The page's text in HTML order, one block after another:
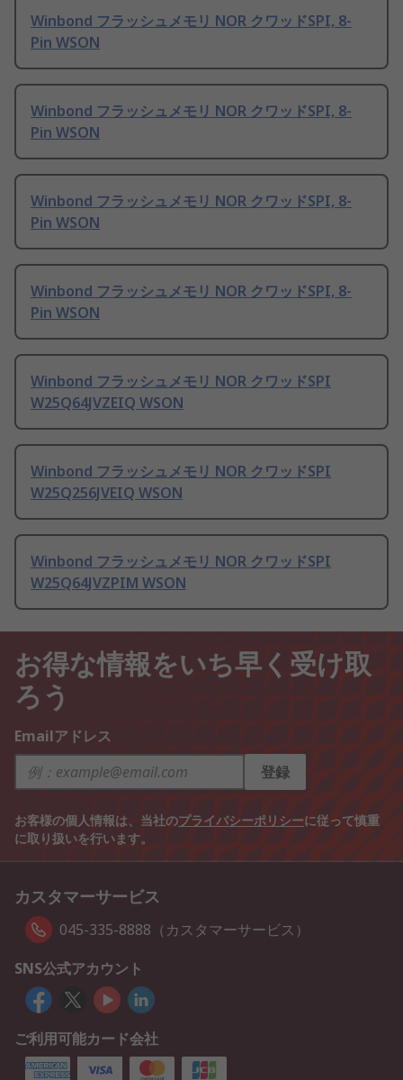
Winbond フラッシュメモリ NOR クワッドSPI, 8-
Pin WSON
Winbond フラッシュメモリ NOR クワッドSPI, 8-
Pin WSON
Winbond フラッシュメモリ NOR クワッドSPI, 8-
Pin WSON
Winbond フラッシュメモリ NOR クワッドSPI, 8-
Pin WSON
Winbond フラッシュメモリ NOR クワッドSPI
W25Q64JVZEIQ WSON
Winbond フラッシュメモリ NOR クワッドSPI
W25Q256JVEIQ WSON
Winbond フラッシュメモリ NOR クワッドSPI
W25Q64JVZPIM WSON
お得な情報をいち早く受け取
ろう
Emailアドレス
登録
お客様の個人情報は、当社のプライバシーポリシーに従って慎重
に取り扱いを行います。
カスタマーサービス
045-335-8888（カスタマーサービス）
SNS公式アカウント
ご利用可能カード会社